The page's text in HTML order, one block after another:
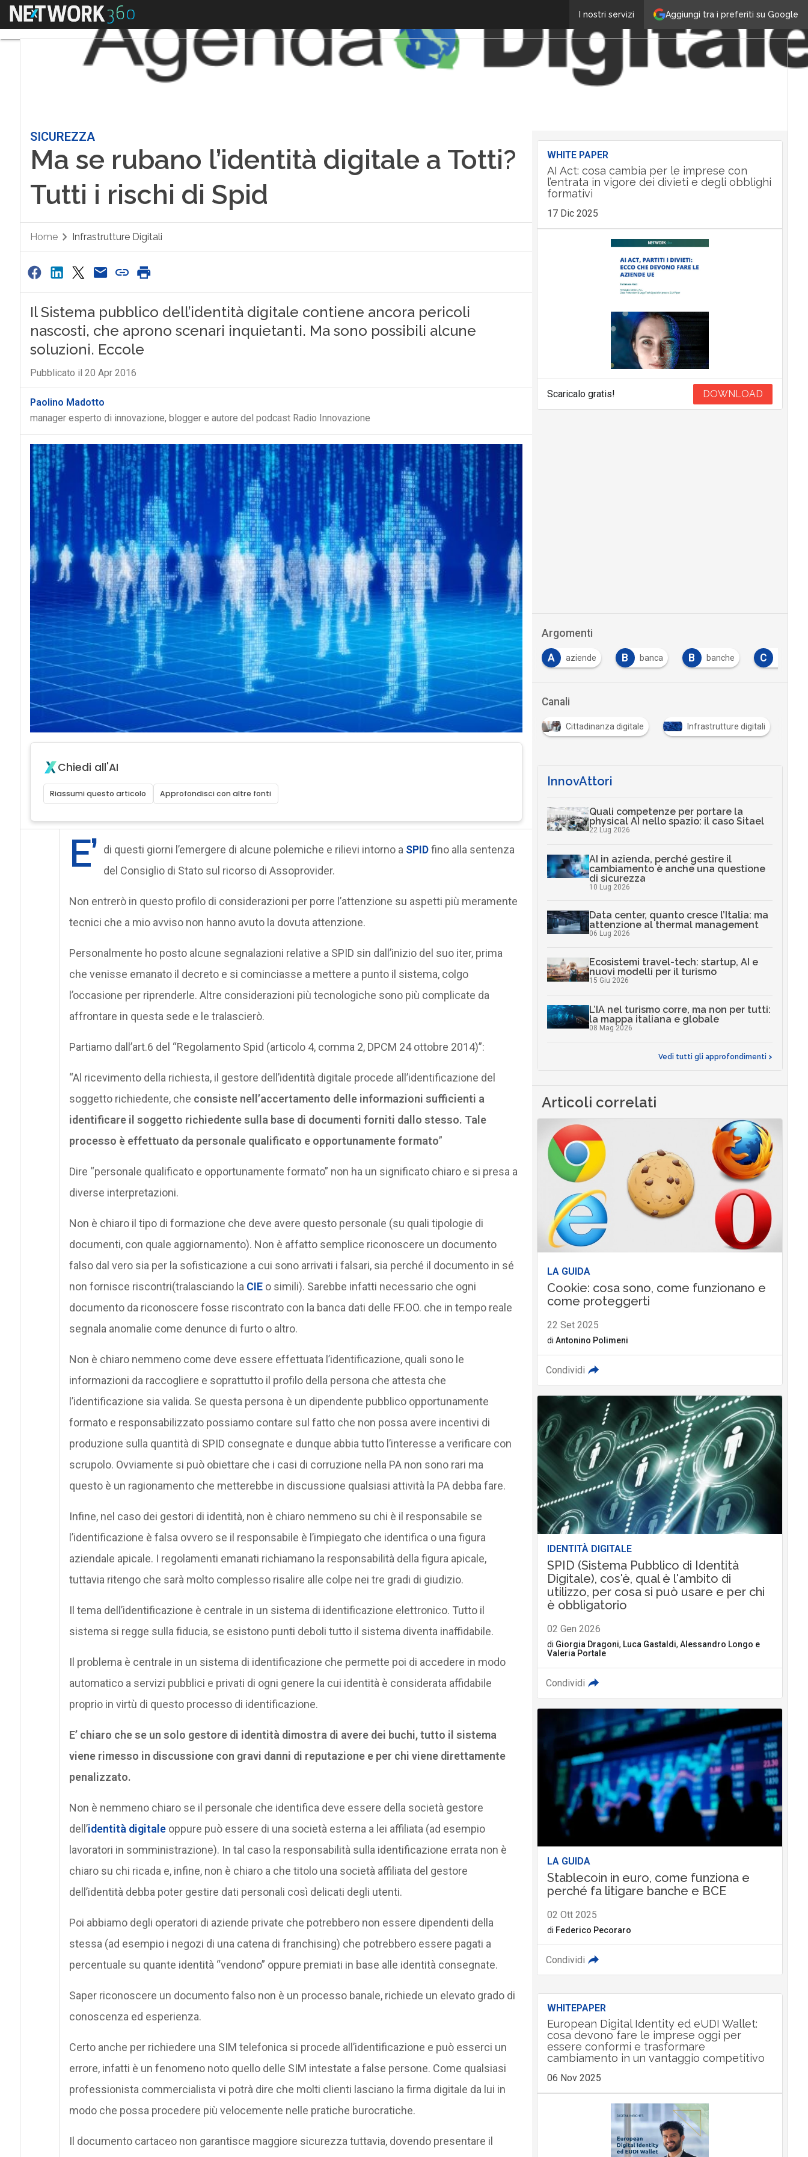
Aggiungi tra i preferiti su Google
I nostri servizi
Menu
SICUREZZA
Ma se rubano l’identità digitale a Totti?
Tutti i rischi di Spid
Home Infrastrutture Digitali
Il Sistema pubblico dell’identità digitale contiene ancora pericoli
nascosti, che aprono scenari inquietanti. Ma sono possibili alcune
soluzioni. Eccole
Pubblicato il 20 Apr 2016
Paolino Madotto
manager esperto di innovazione, blogger e autore del podcast Radio Innovazione
Chiedi all'AI
Riassumi questo articolo Approfondisci con altre fonti
E’ di questi giorni l’emergere di alcune polemiche e rilievi intorno a SPIDfino alla sentenza
del Consiglio di Stato sul ricorso di Assoprovider.
Non entrerò in questo profilo di considerazioni per porre l’attenzione su aspetti più meramente
tecnici che a mio avviso non hanno avuto la dovuta attenzione.
Personalmente ho posto alcune segnalazioni relative a SPID sin dall’inizio del suo iter, prima
che venisse emanato il decreto e si cominciasse a mettere a punto il sistema, colgo
l’occasione per riprenderle. Altre considerazioni più tecnologiche sono più complicate da
affrontare in questa sede e le tralascierò.
Partiamo dall’art.6 del “Regolamento Spid (articolo 4, comma 2, DPCM 24 ottobre 2014)”:
“Al ricevimento della richiesta, il gestore dell’identità digitale procede all’identificazione del
soggetto richiedente, che consiste nell’accertamento delle informazioni sufficienti a
identificare il soggetto richiedente sulla base di documenti forniti dallo stesso. Tale
processo è effettuato da personale qualificato e opportunamente formato”
Dire “personale qualificato e opportunamente formato” non ha un significato chiaro e si presa a
diverse interpretazioni.
Non è chiaro il tipo di formazione che deve avere questo personale (su quali tipologie di
documenti, con quale aggiornamento). Non è affatto semplice riconoscere un documento
falso dal vero sia per la sofisticazione a cui sono arrivati i falsari, sia perché il documento in sé
non fornisce riscontri(tralasciando la CIEo simili). Sarebbe infatti necessario che ogni
documento da riconoscere fosse riscontrato con la banca dati delle FF.OO. che in tempo reale
segnala anomalie come denunce di furto o altro.
Non è chiaro nemmeno come deve essere effettuata l’identificazione, quali sono le
informazioni da raccogliere e soprattutto il profilo della persona che attesta che
l’identificazione sia valida. Se questa persona è un dipendente pubblico opportunamente
formato e responsabilizzato possiamo contare sul fatto che non possa avere incentivi di
produzione sulla quantità di SPID consegnate e dunque abbia tutto l’interesse a verificare con
scrupolo. Ovviamente si può obiettare che i casi di corruzione nella PA non sono rari ma
questo è un ragionamento che metterebbe in discussione qualsiasi attività la PA debba fare.
Infine, nel caso dei gestori di identità, non è chiaro nemmeno su chi è il responsabile se
l’identificazione è falsa ovvero se il responsabile è l’impiegato che identifica o una figura
aziendale apicale. I regolamenti emanati richiamano la responsabilità della figura apicale,
tuttavia ritengo che sarà molto complesso risalire alle colpe nei tre gradi di giudizio.
Il tema dell’identificazione è centrale in un sistema di identificazione elettronico. Tutto il
sistema si regge sulla fiducia, se esistono punti deboli tutto il sistema diventa inaffidabile.
Il problema è centrale in un sistema di identificazione che permette poi di accedere in modo
automatico a servizi pubblici e privati di ogni genere la cui identità è considerata affidabile
proprio in virtù di questo processo di identificazione.
E’ chiaro che se un solo gestore di identità dimostra di avere dei buchi, tutto il sistema
viene rimesso in discussione con gravi danni di reputazione e per chi viene direttamente
penalizzato.
Non è nemmeno chiaro se il personale che identifica deve essere della società gestore
dell’identità digitaleoppure può essere di una società esterna a lei affiliata (ad esempio
lavoratori in somministrazione). In tal caso la responsabilità sulla identificazione errata non è
chiaro su chi ricada e, infine, non è chiaro a che titolo una società affiliata del gestore
dell’identità debba poter gestire dati personali così delicati degli utenti.
Poi abbiamo degli operatori di aziende private che potrebbero non essere dipendenti della
stessa (ad esempio i negozi di una catena di franchising) che potrebbero essere pagati a
percentuale su quante identità “vendono” oppure premiati in base alle identità consegnate.
Saper riconoscere un documento falso non è un processo banale, richiede un elevato grado di
conoscenza ed esperienza.
Certo anche per richiedere una SIM telefonica si procede all’identificazione e può esserci un
errore, infatti è un fenomeno noto quello delle SIM intestate a false persone. Come qualsiasi
professionista commercialista vi potrà dire che molti clienti lasciano la firma digitale da lui in
modo che possa procedere più velocemente nelle pratiche burocratiche.
Il documento cartaceo non garantisce maggiore sicurezza tuttavia, dovendo presentare il
WHITE PAPER
AI Act: cosa cambia per le imprese con
l’entrata in vigore dei divieti e degli obblighi
formativi
17 Dic 2025
Scaricalo gratis! DOWNLOAD
Argomenti
accesso A aziende B banca B banche C carta C costi
Canali
Cittadinanza digitale Infrastrutture digitali
InnovAttori
Quali competenze per portare la
physical AI nello spazio: il caso Sitael
22 Lug 2026
AI in azienda, perché gestire il
cambiamento è anche una questione
di sicurezza
10 Lug 2026
Data center, quanto cresce l’Italia: ma
attenzione al thermal management
06 Lug 2026
Ecosistemi travel-tech: startup, AI e
nuovi modelli per il turismo
15 Giu 2026
L’IA nel turismo corre, ma non per tutti:
la mappa italiana e globale
08 Mag 2026
Vedi tutti gli approfondimenti >
Articoli correlati
LA GUIDA
Cookie: cosa sono, come funzionano e
come proteggerti
22 Set 2025
di Antonino Polimeni
Condividi
IDENTITÀ DIGITALE
SPID (Sistema Pubblico di Identità
Digitale), cos'è, qual è l'ambito di
utilizzo, per cosa si può usare e per chi
è obbligatorio
02 Gen 2026
di Giorgia Dragoni, Luca Gastaldi, Alessandro Longo e
Valeria Portale
Condividi
LA GUIDA
Stablecoin in euro, come funziona e
perché fa litigare banche e BCE
02 Ott 2025
di Federico Pecoraro
Condividi
WHITEPAPER
European Digital Identity ed eUDI Wallet:
cosa devono fare le imprese oggi per
essere conformi e trasformare
cambiamento in un vantaggio competitivo
06 Nov 2025